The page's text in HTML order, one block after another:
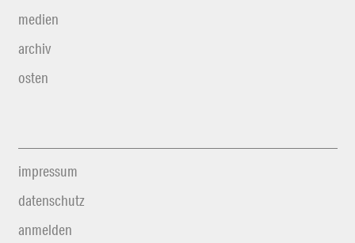
medien
archiv
osten
impressum
datenschutz
anmelden